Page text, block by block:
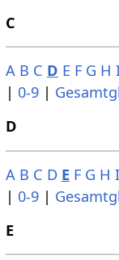
C
A B C D E F G H
| 0-9|
D
A B C D E F G H I
| 0-9|
E